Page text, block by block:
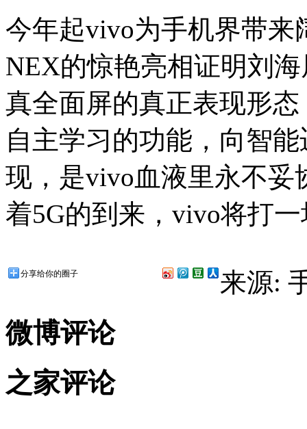
今年起vivo为手机界带
NEX的惊艳亮相证明刘
真全面屏的真正表现形
自主学习的功能，向智
现，是vivo血液里永不妥
着5G的到来，vivo将打
分享给你的圈子 来源:
微博评论
之家评论